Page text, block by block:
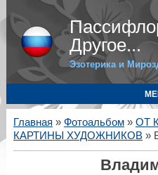
Другое...
Эзотерика и
Главная » Фотоальбом» ОТ
КАРТИНЫ ХУДОЖНИКОВ»